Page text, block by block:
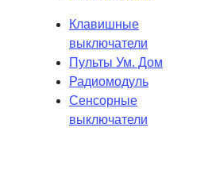
Клавишные
выключатели
Пульты Ум. Дом
Радиомодуль
Сенсорные
выключатели